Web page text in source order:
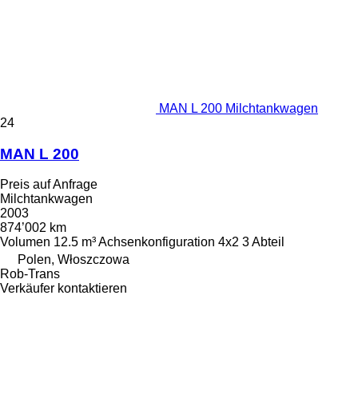
MAN L 200 Milchtankwagen
24
MAN L 200
Preis auf Anfrage
Milchtankwagen
2003
874’002 km
Volumen 12.5 m³Achsenkonfiguration 4x2 3 Abteil
Polen, Włoszczowa
Rob-Trans
Verkäufer kontaktieren